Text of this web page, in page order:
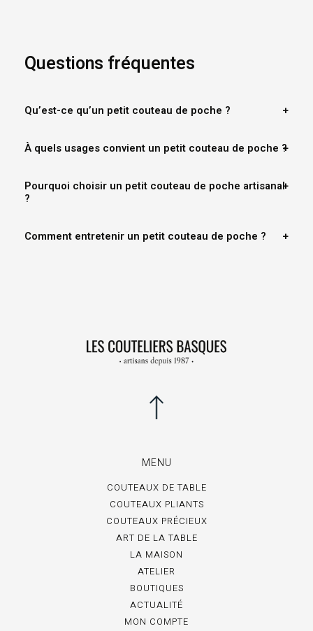
Questions fréquentes
Qu’est-ce qu’un petit couteau de poche ?
À quels usages convient un petit couteau de poche ?
Pourquoi choisir un petit couteau de poche artisanal
?
Comment entretenir un petit couteau de poche ?
MENU
COUTEAUX DE TABLE
COUTEAUX PLIANTS
COUTEAUX PRÉCIEUX
ART DE LA TABLE
LA MAISON
ATELIER
BOUTIQUES
ACTUALITÉ
MON COMPTE